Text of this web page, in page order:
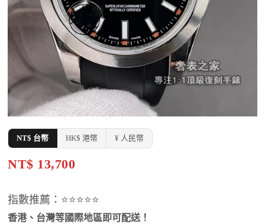
NT$ 台幣 HK$ 港幣 ¥ 人民幣
NT$ 13,700
指數推薦：⭐⭐⭐⭐⭐
香港、台灣等國際地區即可配送！